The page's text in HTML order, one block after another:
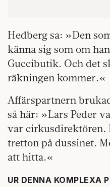
Hedberg sa: »Den
känna sig som om
Guccibutik. Och det
räkningen kommer.«
Affärspartnern
så här: »Lars Peder
var cirkusdirektören.
tretton på dussinet.
att hitta.«
UR DENNA KOMPLEXA